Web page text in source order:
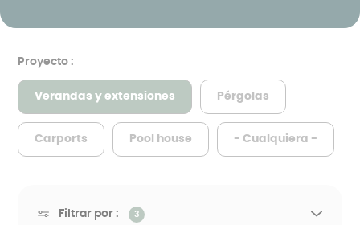
Proyecto :
- Cualquiera -
Verandas y extensiones Pérgolas
Carports Pool house
Filtrar por : 3